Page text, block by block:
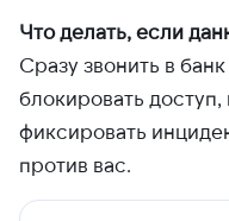
Что делать, если
Сразу звонить в
блокировать
фиксировать
против вас.